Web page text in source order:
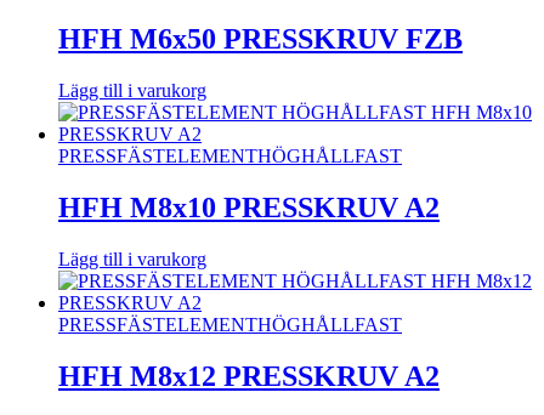
HFH M6x50 PRESSKRUV FZB
Lägg till i varukorg
PRESSFÄSTELEMENTHÖGHÅLLFAST
HFH M8x10 PRESSKRUV A2
Lägg till i varukorg
PRESSFÄSTELEMENTHÖGHÅLLFAST
HFH M8x12 PRESSKRUV A2